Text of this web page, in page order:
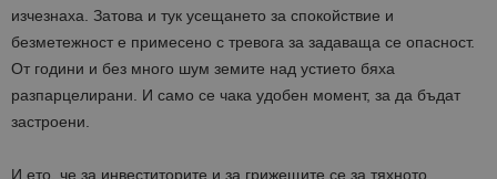
изчезнаха. Затова и тук усещането за спокойствие и
безметежност е примесено с тревога за задаваща се опасност.
От години и без много шум земите над устието бяха
разпарцелирани. И само се чака удобен момент, за да бъдат
застроени.
И ето, че за инвеститорите и за грижещите се за тяхното